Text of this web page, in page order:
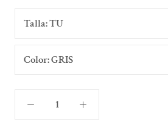
Talla:TU
Color:GRIS